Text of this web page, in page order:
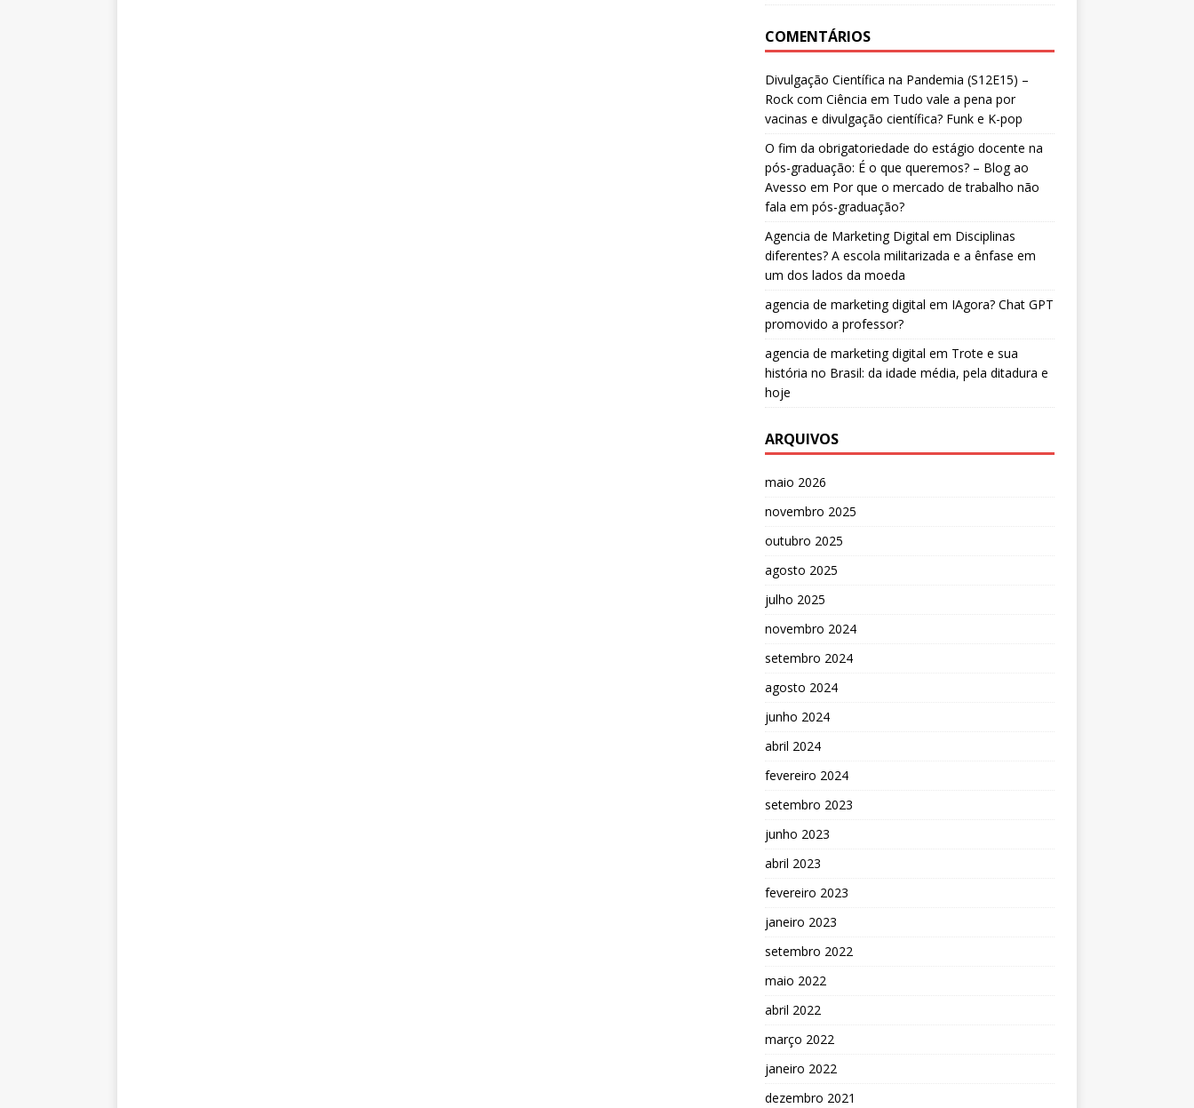
COMENTÁRIOS
Divulgação Científica na Pandemia (S12E15) –
Rock com Ciência em Tudo vale a pena por
vacinas e divulgação científica? Funk e K-pop
O fim da obrigatoriedade do estágio docente na
pós-graduação: É o que queremos? – Blog ao
Avesso em Por que o mercado de trabalho não
fala em pós-graduação?
Agencia de Marketing Digital em Disciplinas
diferentes? A escola militarizada e a ênfase em
um dos lados da moeda
agencia de marketing digital em IAgora? Chat GPT
promovido a professor?
agencia de marketing digital em Trote e sua
história no Brasil: da idade média, pela ditadura e
hoje
ARQUIVOS
maio 2026
novembro 2025
outubro 2025
agosto 2025
julho 2025
novembro 2024
setembro 2024
agosto 2024
junho 2024
abril 2024
fevereiro 2024
setembro 2023
junho 2023
abril 2023
fevereiro 2023
janeiro 2023
setembro 2022
maio 2022
abril 2022
março 2022
janeiro 2022
dezembro 2021